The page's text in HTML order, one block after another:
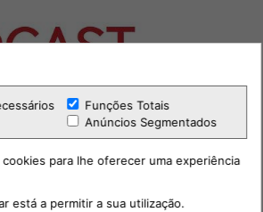
Sociedade
2026-04-27 08:45h
Funções Totais
Anúncios Segmentados
para lhe oferecer uma experiência
está a permitir a sua utilização.